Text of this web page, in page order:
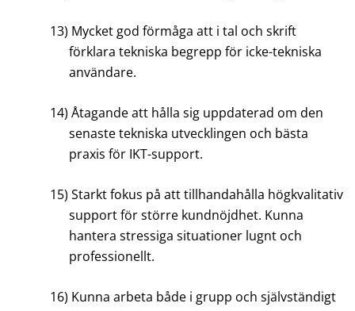
13) Mycket god förmåga att i tal och skrift
förklara tekniska begrepp för icke-tekniska
användare.
14) Åtagande att hålla sig uppdaterad om den
senaste tekniska utvecklingen och bästa
praxis för IKT-support.
15) Starkt fokus på att tillhandahålla högkvalitativ
support för större kundnöjdhet. Kunna
hantera stressiga situationer lugnt och
professionellt.
16) Kunna arbeta både i grupp och självständigt